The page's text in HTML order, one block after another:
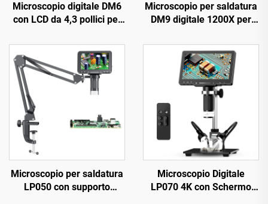
Microscopio digitale DM6
con LCD da 4,3 pollici per
microscopio per saldatura
per riparazioni, pcb, piante
Microscopio per saldatura
DM9 digitale 1200X per
Microscopio per saldatura
LP050 con supporto
Microscopio Digitale
LP070 4K con Schermo